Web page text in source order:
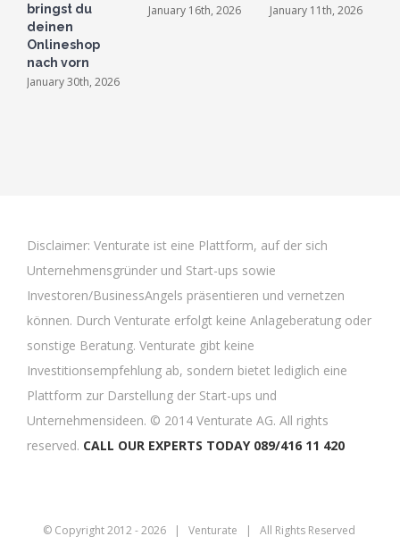
bringst du
deinen
Onlineshop
nach vorn
January 30th, 2026
January 16th, 2026 January 11th, 2026
Disclaimer: Venturate ist eine Plattform, auf der sich
Unternehmensgründer und Start-ups sowie
Investoren/BusinessAngels präsentieren und vernetzen
können. Durch Venturate erfolgt keine Anlageberatung oder
sonstige Beratung. Venturate gibt keine
Investitionsempfehlung ab, sondern bietet lediglich eine
Plattform zur Darstellung der Start-ups und
Unternehmensideen. © 2014 Venturate AG. All rights
reserved. CALL OUR EXPERTS TODAY 089/416 11 420
© Copyright 2012 -2026 | Venturate | All Rights Reserved